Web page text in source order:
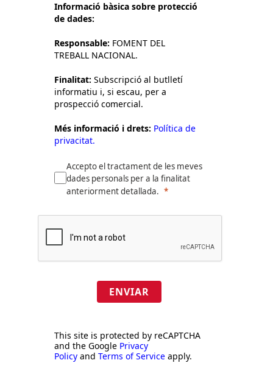
Informació bàsica sobre protecció
de dades:
Responsable: FOMENT DEL
TREBALL NACIONAL.
Finalitat: Subscripció al butlletí
informatiu i, si escau, per a
prospecció comercial.
Més informació i drets: Política de
privacitat.
Accepto el tractament de les meves
dades personals per a la finalitat
anteriorment detallada.
ENVIAR
This site is protected by reCAPTCHA
and the Google Privacy
Policy and Terms of Service apply.